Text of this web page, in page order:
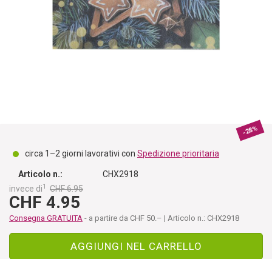
-28%
circa 1–2 giorni lavorativi con Spedizione prioritaria
Articolo n.:
CHX2918
invece di1 CHF 6.95
CHF 4.95
Consegna GRATUITA - a partire da CHF 50.– | Articolo n.: CHX2918
AGGIUNGI NEL CARRELLO